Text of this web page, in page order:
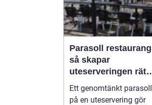
Parasoll restaurang
så skapar
uteserveringen rätt
känsla året runt
Ett genomtänkt parasoll
på en uteservering gör